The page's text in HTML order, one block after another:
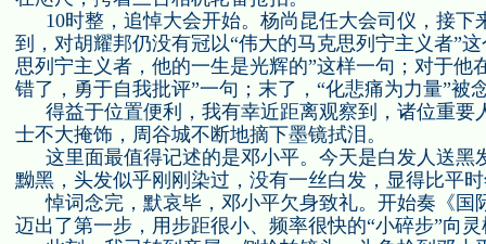
10时整，追悼大会开始。杨尚昆任大会司仪，接下
到，对胡耀邦仍没有冠以“伟大的马克思列宁主义者”
思列宁主义者，他的一生是光辉的”这样一句；对于他
错了，勇于自我批评”一句；末了，“化悲痛为力量”被
得益于位置便利，我有幸近距离观察到，诸位重要
士不大掩饰，周谷城不断地摘下墨镜拭泪。
这里面最值得记述的是邓小平。今天是白发人送黑
黝黑，头发似乎刚刚染过，没有一丝白发，显得比平
悼词念完，默哀毕，邓小平欠身致礼。开始奏《国
迈出了第一步，用步距很小、频率很快的“小碎步”向